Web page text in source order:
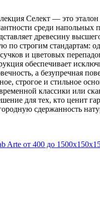
Селект — это эталон
среди напольных
древесину
по строгим стандартам:
и цветовых
обеспечивает
а безупречная
строгое и стильное
классики или
для тех, кто ценит
сдержанность
Arte от 400 до